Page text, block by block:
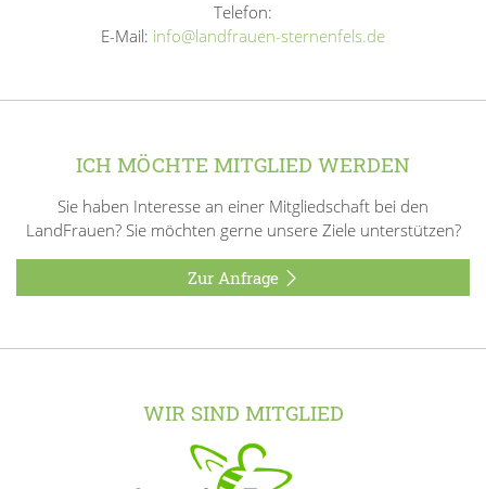
Telefon:
E-Mail: info@landfrauen-sternenfels.de
ICH MÖCHTE MITGLIED WERDEN
Sie haben Interesse an einer Mitgliedschaft bei den
LandFrauen? Sie möchten gerne unsere Ziele unterstützen?
Zur Anfrage
WIR SIND MITGLIED